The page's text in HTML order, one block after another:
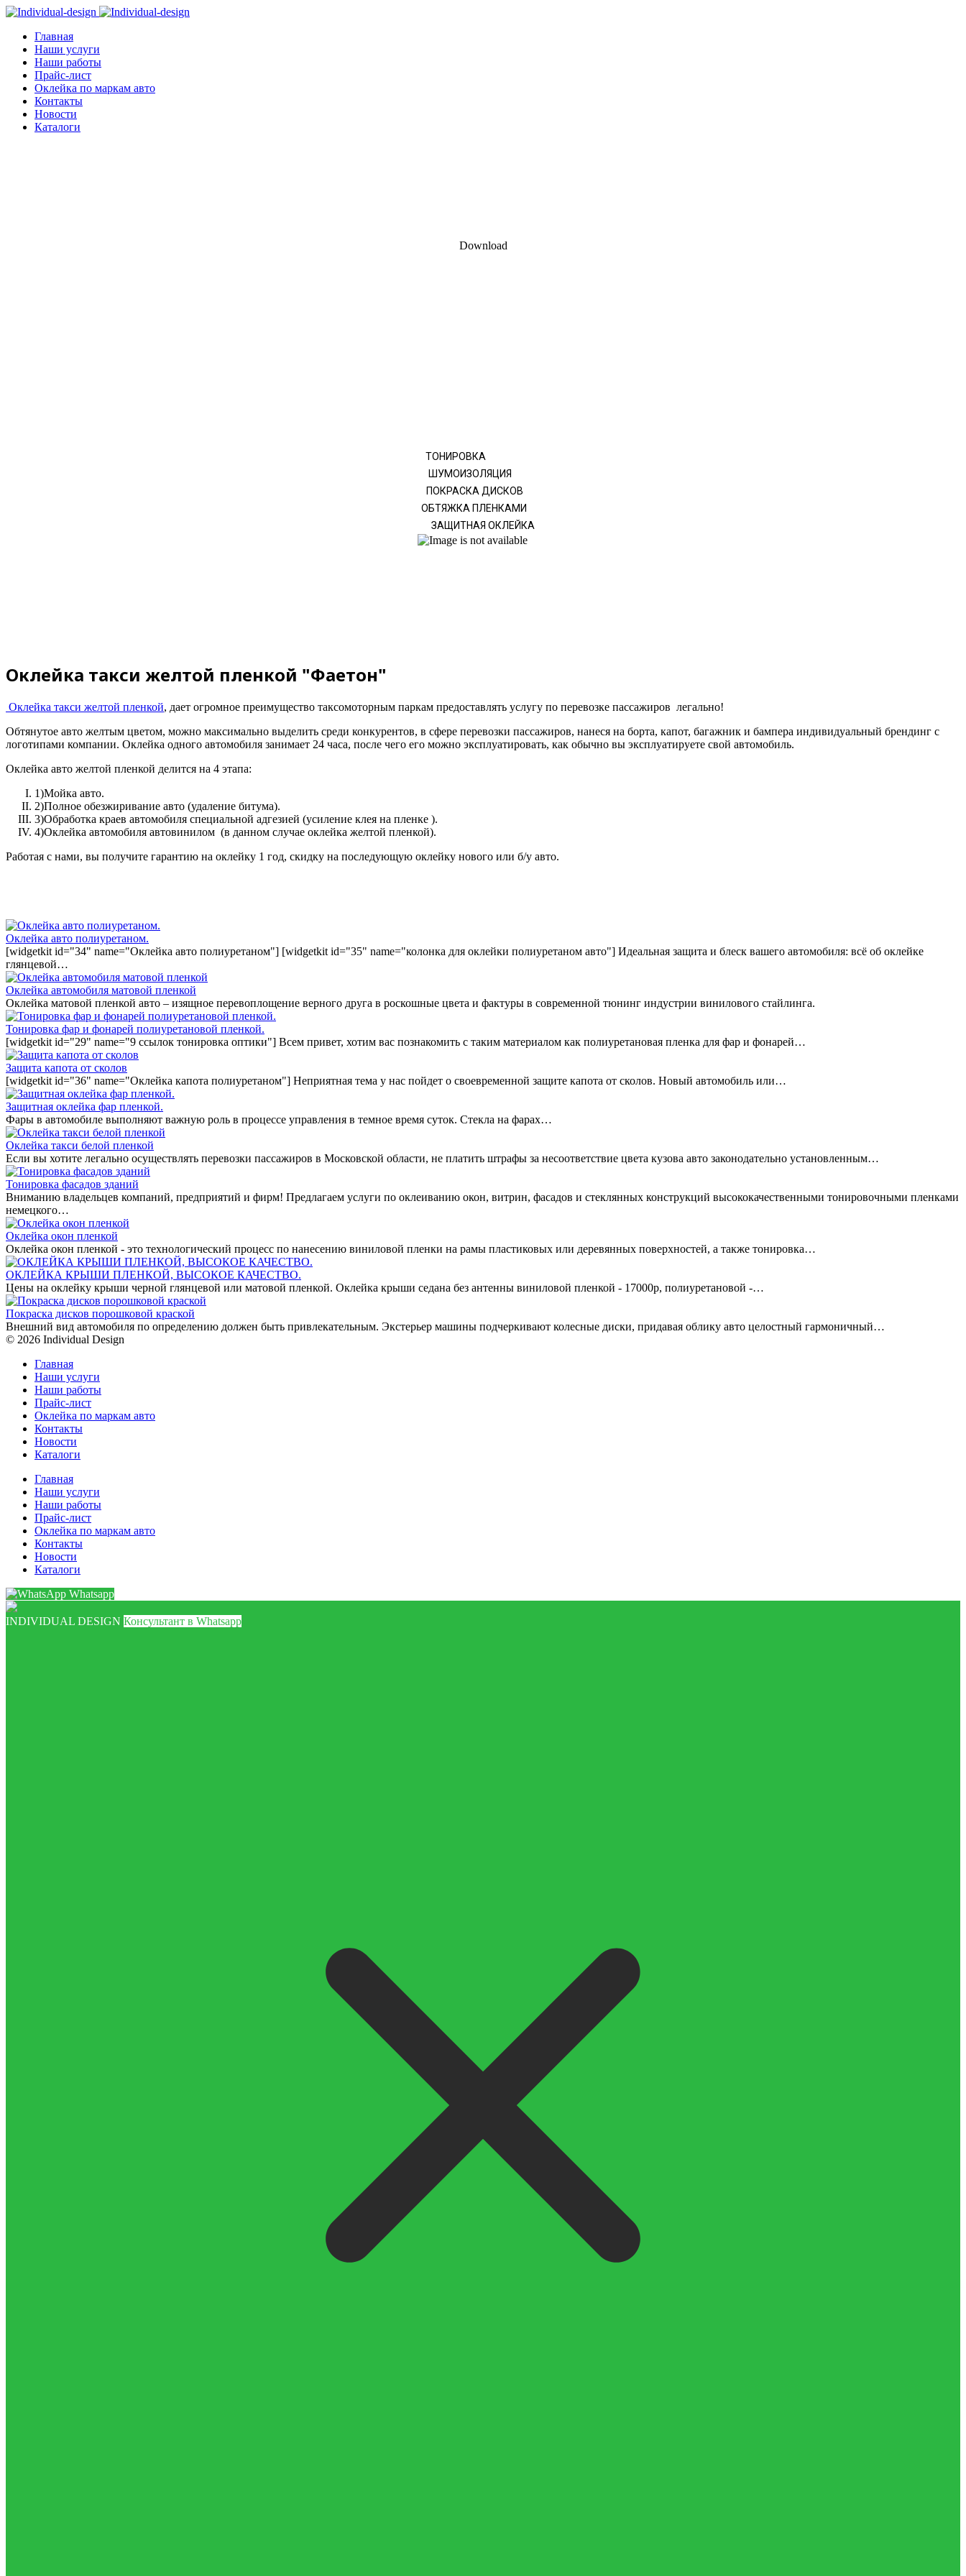
Главная
Наши услуги
Наши работы
Прайс-лист
Оклейка по маркам авто
Контакты
Новости
Каталоги
Download
ТОНИРОВКА
ШУМОИЗОЛЯЦИЯ
ПОКРАСКА ДИСКОВ
ОБТЯЖКА ПЛЕНКАМИ
ЗАЩИТНАЯ ОКЛЕЙКА
Оклейка такси желтой пленкой "Фаетон"
Оклейка такси желтой пленкой, дает огромное преимущество таксомоторным паркам предоставлять услугу по перевозке пассажиров легально!
Обтянутое авто желтым цветом, можно максимально выделить среди конкурентов, в сфере перевозки пассажиров, нанеся на борта, капот, багажник и бампера индивидуальный брендинг с
логотипами компании. Оклейка одного автомобиля занимает 24 часа, после чего его можно эксплуатировать, как обычно вы эксплуатируете свой автомобиль.
Оклейка авто желтой пленкой делится на 4 этапа:
1)Мойка авто.
2)Полное обезжиривание авто (удаление битума).
3)Обработка краев автомобиля специальной адгезией (усиление клея на пленке ).
4)Оклейка автомобиля автовинилом (в данном случае оклейка желтой пленкой).
Работая с нами, вы получите гарантию на оклейку 1 год, скидку на последующую оклейку нового или б/у авто.
Оклейка авто полиуретаном.
[widgetkit id="34" name="Оклейка авто полиуретаном"] [widgetkit id="35" name="колонка для оклейки полиуретаном авто"] Идеальная защита и блеск вашего автомобиля: всё об оклейке
глянцевой…
Оклейка автомобиля матовой пленкой
Оклейка матовой пленкой авто – изящное перевоплощение верного друга в роскошные цвета и фактуры в современной тюнинг индустрии винилового стайлинга.
Тонировка фар и фонарей полиуретановой пленкой.
[widgetkit id="29" name="9 ссылок тонировка оптики"] Всем привет, хотим вас познакомить с таким материалом как полиуретановая пленка для фар и фонарей…
Защита капота от сколов
[widgetkit id="36" name="Оклейка капота полиуретаном"] Неприятная тема у нас пойдет о своевременной защите капота от сколов. Новый автомобиль или…
Защитная оклейка фар пленкой.
Фары в автомобиле выполняют важную роль в процессе управления в темное время суток. Стекла на фарах…
Оклейка такси белой пленкой
Если вы хотите легально осуществлять перевозки пассажиров в Московской области, не платить штрафы за несоответствие цвета кузова авто законодательно установленным…
Тонировка фасадов зданий
Вниманию владельцев компаний, предприятий и фирм! Предлагаем услуги по оклеиванию окон, витрин, фасадов и стеклянных конструкций высококачественными тонировочными пленками
немецкого…
Оклейка окон пленкой
Оклейка окон пленкой - это технологический процесс по нанесению виниловой пленки на рамы пластиковых или деревянных поверхностей, а также тонировка…
ОКЛЕЙКА КРЫШИ ПЛЕНКОЙ, ВЫСОКОЕ КАЧЕСТВО.
Цены на оклейку крыши черной глянцевой или матовой пленкой. Оклейка крыши седана без антенны виниловой пленкой - 17000р, полиуретановой -…
Покраска дисков порошковой краской
Внешний вид автомобиля по определению должен быть привлекательным. Экстерьер машины подчеркивают колесные диски, придавая облику авто целостный гармоничный…
© 2026 Individual Design
Главная
Наши услуги
Наши работы
Прайс-лист
Оклейка по маркам авто
Контакты
Новости
Каталоги
Главная
Наши услуги
Наши работы
Прайс-лист
Оклейка по маркам авто
Контакты
Новости
Каталоги
Whatsapp
INDIVIDUAL DESIGN Консультант в Whatsapp